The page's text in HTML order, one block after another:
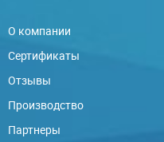
О компании
Сертификаты
Отзывы
Производство
Партнеры